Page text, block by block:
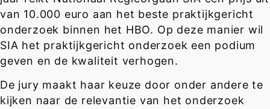
van 10.000 euro aan het beste praktijkgericht
onderzoek binnen het HBO. Op deze manier wil
SIA het praktijkgericht onderzoek een podium
geven en de kwaliteit verhogen.
De jury maakt haar keuze door onder andere te
kijken naar de relevantie van het onderzoek